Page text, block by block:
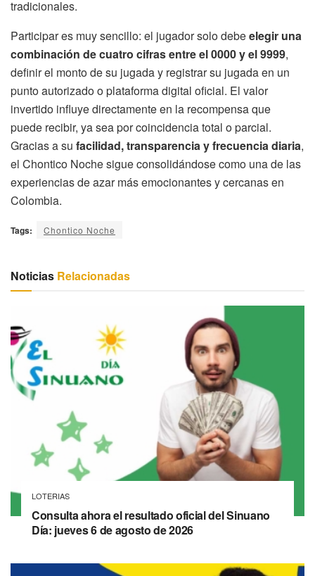
tradicionales.
Participar es muy sencillo: el jugador solo debeelegir una
combinación de cuatro cifras entre el 0000 y el 9999,
definir el monto de su jugada y registrar su jugada en un
punto autorizado o plataforma digital oficial. El valor
invertido influye directamente en la recompensa que
puede recibir, ya sea por coincidencia total o parcial.
Gracias a su facilidad, transparencia y frecuencia diaria,
el Chontico Noche sigue consolidándose como una de las
experiencias de azar más emocionantes y cercanas en
Colombia.
Tags: Chontico Noche
Noticias Relacionadas
LOTERIAS
Consulta ahora el resultado oficial del Sinuano
Día: jueves 6 de agosto de 2026